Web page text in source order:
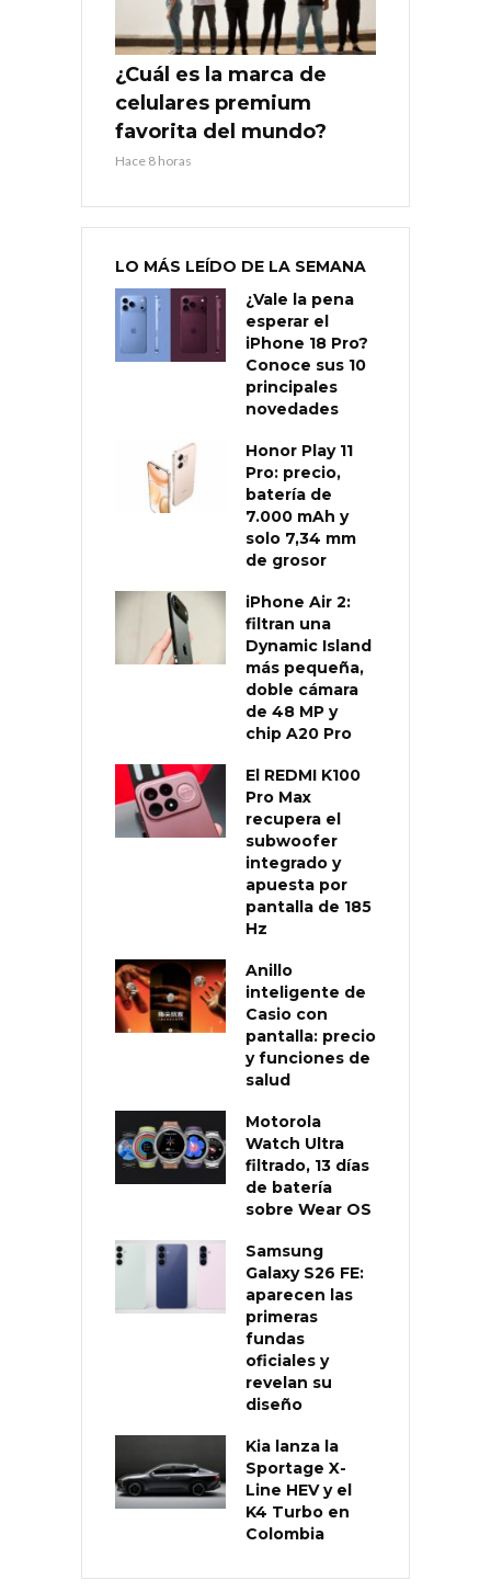
¿Cuál es la marca de
celulares premium
favorita del mundo?
Hace 8 horas
LO MÁS LEÍDO DE LA SEMANA
¿Vale la pena
esperar el
iPhone 18 Pro?
Conoce sus 10
principales
novedades
Honor Play 11
Pro: precio,
batería de
7.000 mAh y
solo 7,34 mm
de grosor
iPhone Air 2:
filtran una
Dynamic Island
más pequeña,
doble cámara
de 48 MP y
chip A20 Pro
El REDMI K100
Pro Max
recupera el
subwoofer
integrado y
apuesta por
pantalla de 185
Hz
Anillo
inteligente de
Casio con
pantalla: precio
y funciones de
salud
Motorola
Watch Ultra
filtrado, 13 días
de batería
sobre Wear OS
Samsung
Galaxy S26 FE:
aparecen las
primeras
fundas
oficiales y
revelan su
diseño
Kia lanza la
Sportage X-
Line HEV y el
K4 Turbo en
Colombia